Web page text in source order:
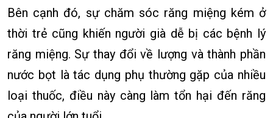
Bên cạnh đó, sự chăm sóc răng miệng kém ở
thời trẻ cũng khiến người già dễ bị các bệnh lý
răng miệng. Sự thay đổi về lượng và thành phần
nước bọt là tác dụng phụ thường gặp của nhiều
loại thuốc, điều này càng làm tổn hại đến răng